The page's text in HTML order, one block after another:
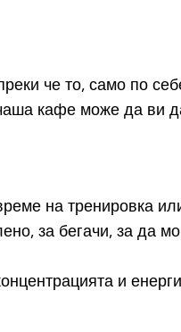
че то, само по
кафе може да ви
на тренировка
за бегачи, за да
и